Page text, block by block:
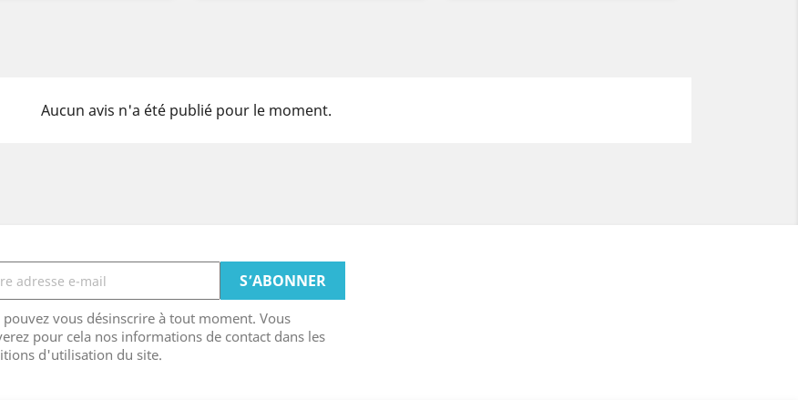
Aucun avis n'a été publié pour le moment.
pouvez vous désinscrire à tout moment. Vous
pour cela nos informations de contact dans les
d'utilisation du site.